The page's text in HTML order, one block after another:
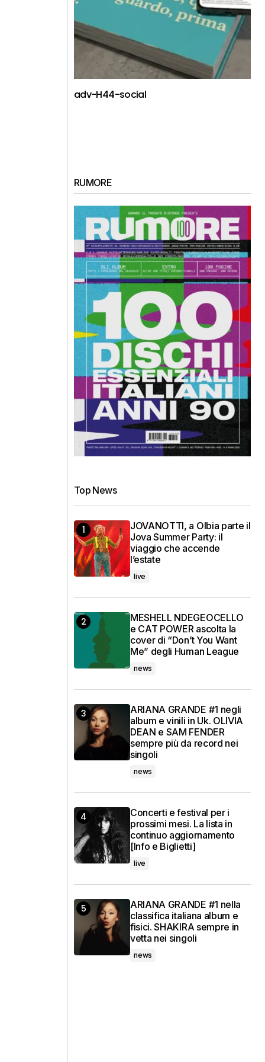
adv-H44-social
RUMORE
Top News
JOVANOTTI, a Olbia parte il
Jova Summer Party: il
viaggio che accende
l’estate
live
MESHELL NDEGEOCELLO
e CAT POWER ascolta la
cover di “Don’t You Want
Me” degli Human League
news
ARIANA GRANDE #1 negli
album e vinili in Uk. OLIVIA
DEAN e SAM FENDER
sempre più da record nei
singoli
news
Concerti e festival per i
prossimi mesi. La lista in
continuo aggiornamento
[Info e Biglietti]
live
ARIANA GRANDE #1 nella
classifica italiana album e
fisici. SHAKIRA sempre in
vetta nei singoli
news